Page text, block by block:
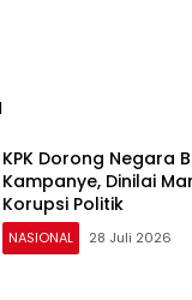
KPK Dorong Negara
Kampanye, Dinilai
Korupsi Politik
NASIONAL 28 Juli 2026